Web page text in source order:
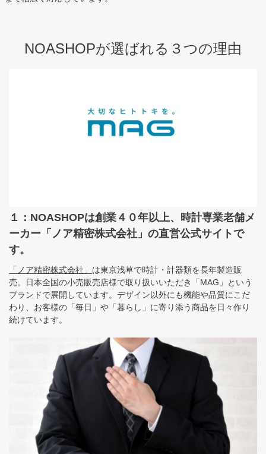
NOASHOPが選ばれる３つの理由
１：NOASHOPは創業４０年以上、時計専業老舗メ
ーカー「ノア精密株式会社」の直営公式サイトで
す。
「ノア精密株式会社」 は東京浅草で時計・計器類を長年製造販
売。日本全国の小売販売店様で取り扱いいただき「MAG」という
ブランドで展開しています。デザイン以外にも機能や品質にこだ
わり、お客様の「毎日」や「暮らし」に寄り添う商品を日々作り
続けています。